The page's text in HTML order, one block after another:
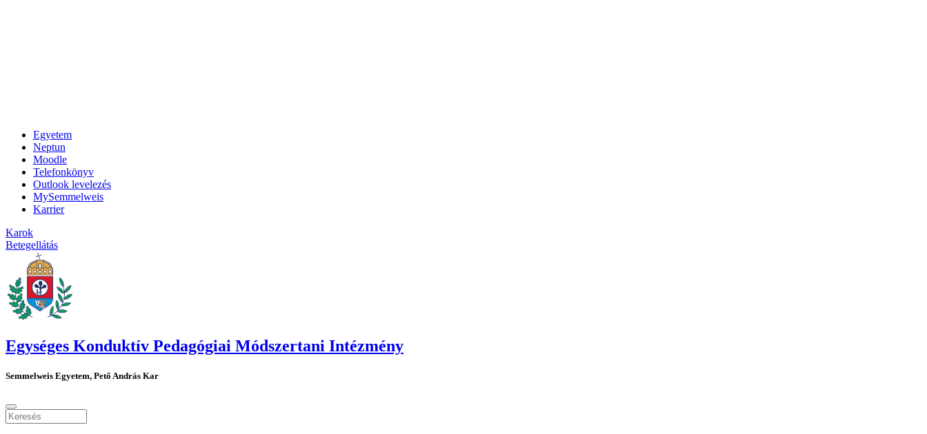
Egyetem
Neptun
Moodle
Telefonkönyv
Outlook levelezés
MySemmelweis
Karrier
Karok
Betegellátás
Egységes Konduktív Pedagógiai Módszertani Intézmény
Semmelweis Egyetem, Pető András Kar